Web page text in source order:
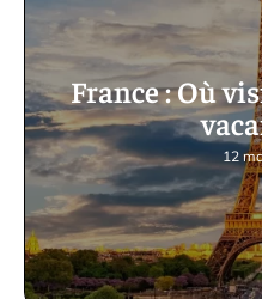
France : Où
12